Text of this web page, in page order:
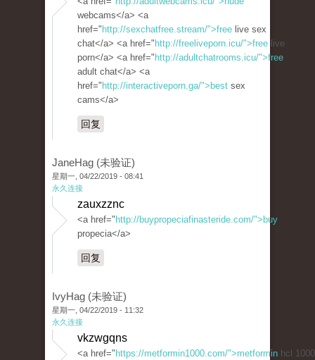
webcams</a> <a
href=" http://sexchatfree.stream/">free live sex
chat</a> <a href=" http://freeliveporn.icu/">free live
porn</a> <a href=" http://adultchatrooms.icu/">free
adult chat</a> <a
href=" http://interactiveporn.ga/">best sex
cams</a>
回复
JaneHag (未验证)
星期一, 04/22/2019 - 08:41
永久连接
zauxzznc
<a href=" http://buypropeciafinasteride.com/">buy
propecia</a>
回复
IvyHag (未验证)
星期一, 04/22/2019 - 11:32
永久连接
vkzwgqns
<a href=" https://metformin1000.com/">metformin hcl 1000